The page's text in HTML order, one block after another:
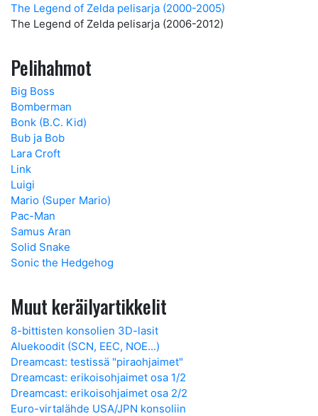
The Legend of Zelda pelisarja (2000-2005)
The Legend of Zelda pelisarja (2006-2012)
Pelihahmot
Big Boss
Bomberman
Bonk (B.C. Kid)
Bub ja Bob
Lara Croft
Link
Luigi
Mario (Super Mario)
Pac-Man
Samus Aran
Solid Snake
Sonic the Hedgehog
Muut keräilyartikkelit
8-bittisten konsolien 3D-lasit
Aluekoodit (SCN, EEC, NOE...)
Dreamcast: testissä "piraohjaimet"
Dreamcast: erikoisohjaimet osa 1/2
Dreamcast: erikoisohjaimet osa 2/2
Euro-virtalähde USA/JPN konsoliin